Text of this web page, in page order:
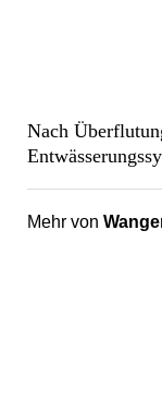
Nach
Mehr von